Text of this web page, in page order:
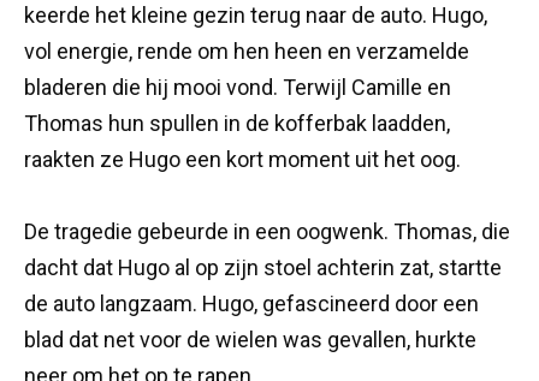
keerde het kleine gezin terug naar de auto. Hugo,
vol energie, rende om hen heen en verzamelde
bladeren die hij mooi vond. Terwijl Camille en
Thomas hun spullen in de kofferbak laadden,
raakten ze Hugo een kort moment uit het oog.
De tragedie gebeurde in een oogwenk. Thomas, die
dacht dat Hugo al op zijn stoel achterin zat, startte
de auto langzaam. Hugo, gefascineerd door een
blad dat net voor de wielen was gevallen, hurkte